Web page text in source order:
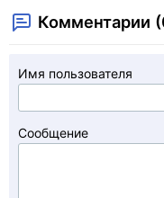
Комментарии
Имя пользователя
Сообщение